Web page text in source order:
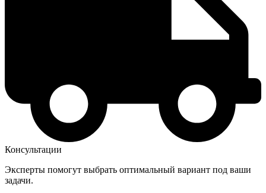
Консультации
Эксперты помогут выбрать оптимальный вариант под ваши
задачи.